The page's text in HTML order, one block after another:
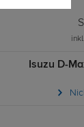
Isuzu D-